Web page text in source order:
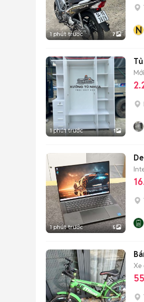
1 phút trước 7 N
1 phút trước 1
Mới
1 phút trước 5
Xe